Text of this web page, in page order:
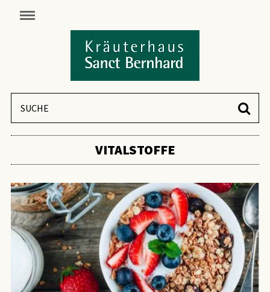
VITALSTOFFE